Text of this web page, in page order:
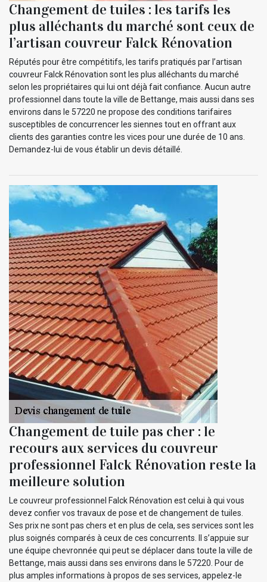
Changement de tuiles : les tarifs les
plus alléchants du marché sont ceux de
l’artisan couvreur Falck Rénovation
Réputés pour être compétitifs, les tarifs pratiqués par l’artisan
couvreur Falck Rénovation sont les plus alléchants du marché
selon les propriétaires qui lui ont déjà fait confiance. Aucun autre
professionnel dans toute la ville de Bettange, mais aussi dans ses
environs dans le 57220 ne propose des conditions tarifaires
susceptibles de concurrencer les siennes tout en offrant aux
clients des garanties contre les vices pour une durée de 10 ans.
Demandez-lui de vous établir un devis détaillé.
Changement de tuile pas cher : le
recours aux services du couvreur
professionnel Falck Rénovation reste la
meilleure solution
Le couvreur professionnel Falck Rénovation est celui à qui vous
devez confier vos travaux de pose et de changement de tuiles.
Ses prix ne sont pas chers et en plus de cela, ses services sont les
plus soignés comparés à ceux de ces concurrents. Il s’appuie sur
une équipe chevronnée qui peut se déplacer dans toute la ville de
Bettange, mais aussi dans ses environs dans le 57220. Pour de
plus amples informations à propos de ses services, appelez-le